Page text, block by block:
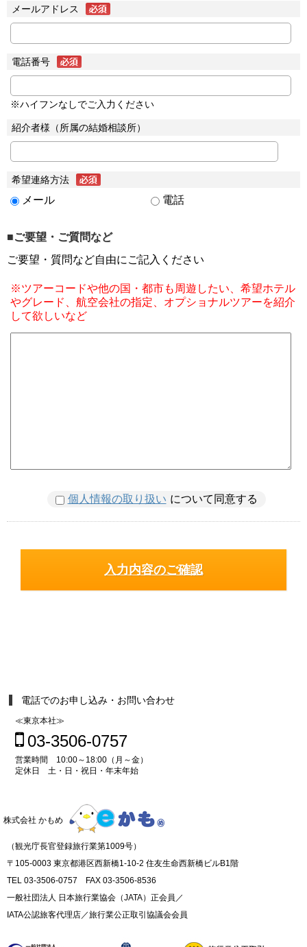
メールアドレス
電話番号
※ハイフンなしでご入力ください
紹介者様（所属の結婚相談所）
希望連絡方法
メール 電話
■ご要望・ご質問など
ご要望・質問など自由にご記入ください
※ツアーコードや他の国・都市も周遊したい、希望ホテル
やグレード、航空会社の指定、オプショナルツアーを紹介
して欲しいなど
個人情報の取り扱い について同意する
電話でのお申し込み・お問い合わせ
≪東京本社≫
03-3506-0757
営業時間 10:00～18:00（月～金）
定休日 土・日・祝日・年末年始
株式会社 かもめ
（観光庁長官登録旅行業第1009号）
〒105-0003 東京都港区西新橋1-10-2 住友生命西新橋ビルB1階
TEL 03-3506-0757 FAX 03-3506-8536
一般社団法人 日本旅行業協会（JATA）正会員／
IATA公認旅客代理店／旅行業公正取引協議会会員